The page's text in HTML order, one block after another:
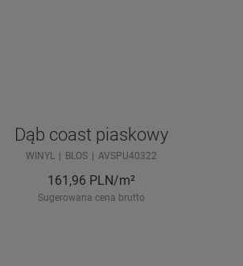
Dąb coast piaskowy
WINYL BLOS AVSPU40322
161,96 PLN/m²
Sugerowana cena brutto